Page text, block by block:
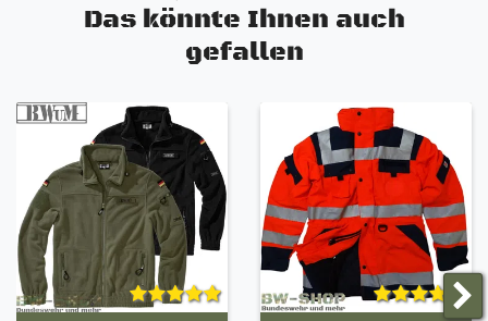
Das könnte Ihnen auch
gefallen